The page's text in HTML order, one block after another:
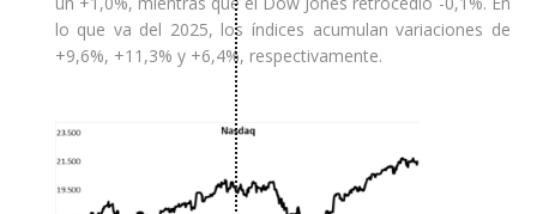
lo que va del 2025, los índices acumulan variaciones de
+9,6%, +11,3% y +6,4%, respectivamente.